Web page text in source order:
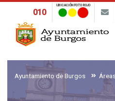
010
UBICACIÓN FOTO ROJO
Ayuntamiento de Burgos